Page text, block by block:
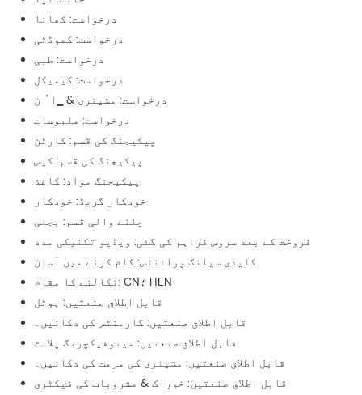
درخواست: کھانا
درخواست: کموڈٹی
درخواست: طبی
درخواست: کیمیکل
درخواست: مشینری & ▁ا ُ ن
درخواست: ملبوسات
پیکیجنگ کی قسم: کارٹن
پیکیجنگ کی قسم: کیس
پیکیجنگ مواد: کاغذ
خودکار گریڈ: خودکار
چلنے والی قسم: بجلی
فروخت کے بعد سروس فراہم کی گئی: ویڈیو تکنیکی مدد
کلیدی سیلنگ پوائنٹس: کام کرنے میں آسان
نکالنے کا مقام: CN؛ HEN
قابل اطلاق صنعتیں: ہوٹل
قابل اطلاق صنعتیں: گارمنٹس کی دکانیں۔
قابل اطلاق صنعتیں: مینوفیکچرنگ پلانٹ
قابل اطلاق صنعتیں: مشینری کی مرمت کی دکانیں۔
قابل اطلاق صنعتیں: خوراک & مشروبات کی فیکٹری